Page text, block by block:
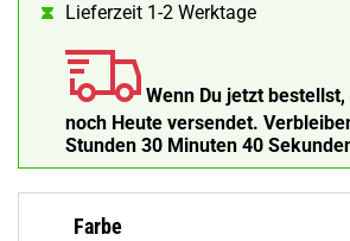
Lieferzeit 1-2 Werktage
Wenn Du jetzt
noch Heute versendet.
Stunden 30 Minuten 39
Farbe